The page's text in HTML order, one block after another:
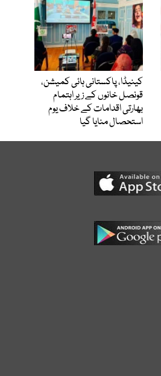
کینیڈا، پاکستانی ہائی کمیشن،
قونصل خانوں کے زیر اہتمام
بھارتی اقدامات کے خلاف یوم
استحصال منایا گیا